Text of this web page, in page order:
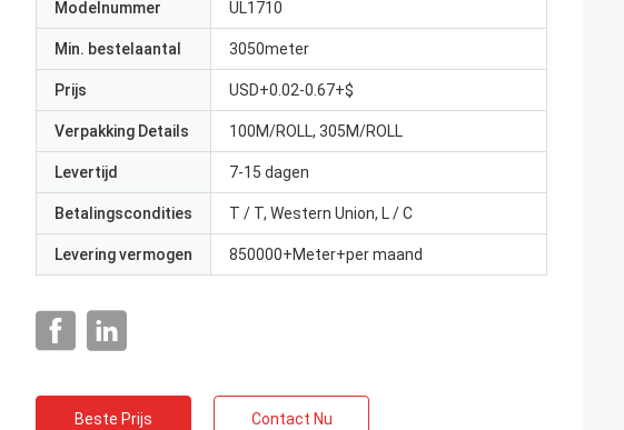
Modelnummer UL1710
Min. bestelaantal 3050meter
Prijs USD+0.02-0.67+$
Verpakking Details 100M/ROLL, 305M/ROLL
Levertijd 7-15 dagen
Betalingscondities T / T, Western Union, L / C
Levering vermogen 850000+Meter+per maand
Beste Prijs Contact Nu